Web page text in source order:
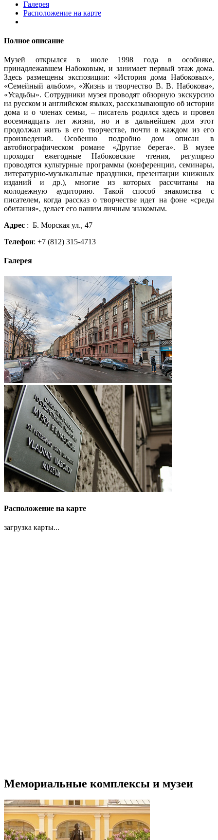
Галерея
Расположение на карте
Полное описание
Музей открылся в июле 1998 года в особняке,
принадлежавшем Набоковым, и занимает первый этаж дома.
Здесь размещены экспозиции: «История дома Набоковых»,
«Семейный альбом», «Жизнь и творчество В. В. Набокова»,
«Усадьбы». Сотрудники музея проводят обзорную экскурсию
на русском и английском языках, рассказывающую об истории
дома и о членах семьи, – писатель родился здесь и провел
восемнадцать лет жизни, но и в дальнейшем дом этот
продолжал жить в его творчестве, почти в каждом из его
произведений. Особенно подробно дом описан в
автобиографическом романе «Другие берега». В музее
проходят ежегодные Набоковские чтения, регулярно
проводятся культурные программы (конференции, семинары,
литературно-музыкальные праздники, презентации книжных
изданий и др.), многие из которых рассчитаны на
молодежную аудиторию. Такой способ знакомства с
писателем, когда рассказ о творчестве идет на фоне «среды
обитания», делает его вашим личным знакомым.
Адрес : Б. Морская ул., 47
Телефон: +7 (812) 315-4713
Галерея
Расположение на карте
загрузка карты...
Мемориальные комплексы и музеи